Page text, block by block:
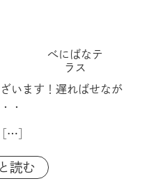
べにばなテ
ラス
います！遅ればせなが
・
[…]
読む